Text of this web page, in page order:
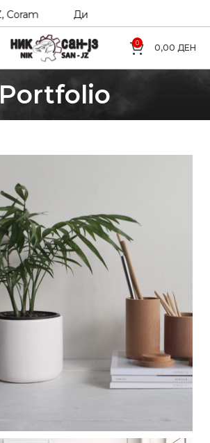
Директни увозници на Hexol,
0 0,00 ДЕН
Portfolio